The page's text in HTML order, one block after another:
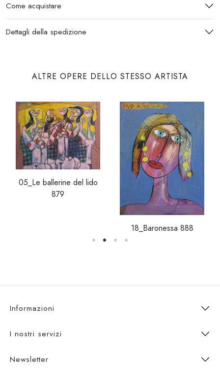
Come acquistare
Dettagli della spedizione
ALTRE OPERE DELLO STESSO ARTISTA
05_Le ballerine del lido
879
18_Baronessa 888
Informazioni
I nostri servizi
Newsletter